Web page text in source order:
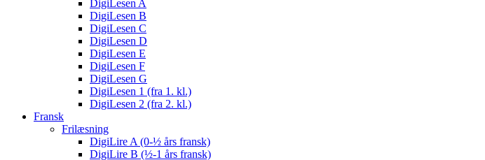
DigiLesen A
DigiLesen B
DigiLesen C
DigiLesen D
DigiLesen E
DigiLesen F
DigiLesen G
DigiLesen 1 (fra 1. kl.)
DigiLesen 2 (fra 2. kl.)
Fransk
Frilæsning
DigiLire A (0-½ års fransk)
DigiLire B (½-1 års fransk)